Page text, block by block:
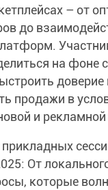
– от
до
на фоне
доверие
продажи в
и
От
которые